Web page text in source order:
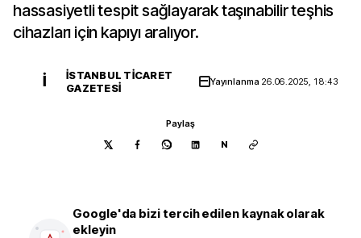
hassasiyetli tespit sağlayarak taşınabilir teşhis
cihazları için kapıyı aralıyor.
İ
İSTANBUL TICARET
GAZETESI
Yayınlanma 26.06.2025, 18:43
Paylaş
N
Google'da bizi tercih edilen kaynak olarak
ekleyin